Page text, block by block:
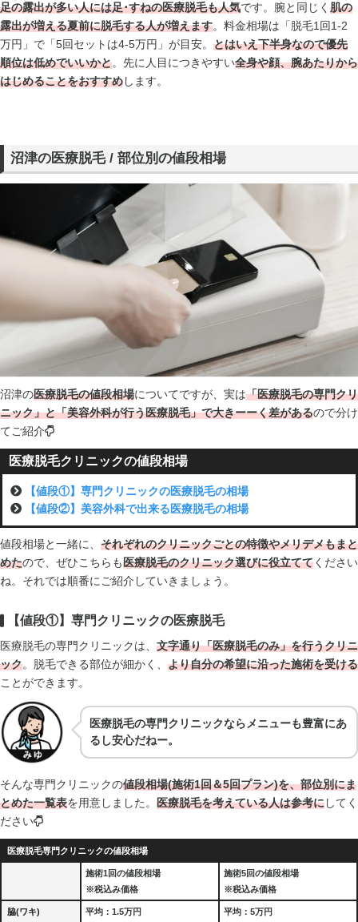
足の露出が多い人には足･すねの医療脱毛も人気です。腕と同じく 肌の
露出が増える夏前に脱毛する人が増えます。料金相場は「脱毛1回1-2
万円」で「5回セットは4-5万円」が目安。 とはいえ下半身なので優先
順位は低めでいいかと。先に人目につきやすい全身や顔、腕あたりから
はじめることをおすすめします。
沼津の医療脱毛 / 部位別の値段相場
沼津の医療脱毛の値段相場についてですが、実は「医療脱毛の専門クリ
ニック」と「美容外科が行う医療脱毛」で大きーーく差があるので分け
てご紹介
医療脱毛クリニックの値段相場
【値段①】専門クリニックの医療脱毛の相場
【値段②】美容外科で出来る医療脱毛の相場
値段相場と一緒に、 それぞれのクリニックごとの特徴やメリデメもまと
めたので、ぜひこちらも医療脱毛のクリニック選びに役立ててください
ね。それでは順番にご紹介していきましょう。
【値段①】専門クリニックの医療脱毛
医療脱毛の専門クリニックは、 文字通り「医療脱毛のみ」を行うクリニ
ック。脱毛できる部位が細かく、 より自分の希望に沿った施術を受ける
ことができます。
医療脱毛の専門クリニックならメニューも豊富にあ
るし安心だねー。
そんな専門クリニックの値段相場(施術1回＆5回プラン)を、部位別にま
とめた一覧表を用意しました。 医療脱毛を考えている人は参考にしてく
ださい
医療脱毛専門クリニックの値段相場
施術1回の値段相場
※税込み価格
施術5回の値段相場
※税込み価格
脇(ワキ) 平均：1.5万円 平均：5万円